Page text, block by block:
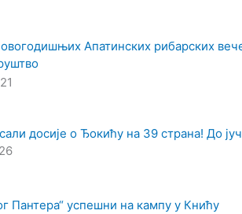
Апатинских рибарских
досије о Ђокићу на 39 страна! До
Пантера“ успешни на кампу у Книћу